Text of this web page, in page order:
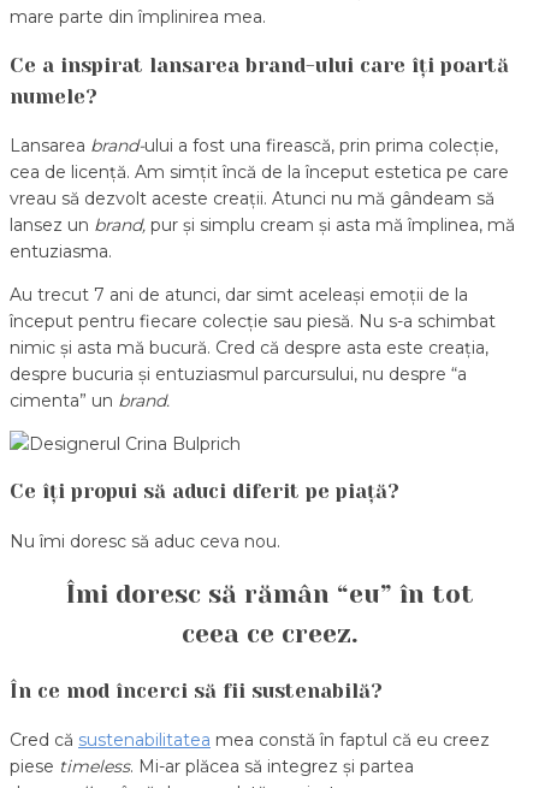
mare parte din împlinirea mea.
Ce a inspirat lansarea brand-ului care îți poartă
numele?
Lansarea brand-ului a fost una firească, prin prima colecție,
cea de licență. Am simțit încă de la început estetica pe care
vreau să dezvolt aceste creații. Atunci nu mă gândeam să
lansez un brand, pur și simplu cream și asta mă împlinea, mă
entuziasma.
Au trecut 7 ani de atunci, dar simt aceleași emoții de la
început pentru fiecare colecție sau piesă. Nu s-a schimbat
nimic și asta mă bucură. Cred că despre asta este creația,
despre bucuria și entuziasmul parcursului, nu despre “a
cimenta” un brand.
Ce îți propui să aduci diferit pe piață?
Nu îmi doresc să aduc ceva nou.
Îmi doresc să rămân “eu” în tot
ceea ce creez.
În ce mod încerci să fii sustenabilă?
Cred că sustenabilitatea mea constă în faptul că eu creez
piese timeless. Mi-ar plăcea să integrez și partea